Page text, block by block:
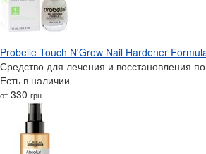
Probelle Touch N'Grow Nail Hardener
Средство для лечения и восстановления
Есть в наличии
от 330 грн